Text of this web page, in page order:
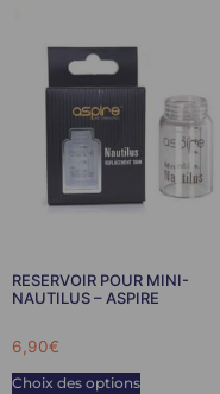
RESERVOIR POUR MINI-
NAUTILUS – ASPIRE
6,90€
Choix des options